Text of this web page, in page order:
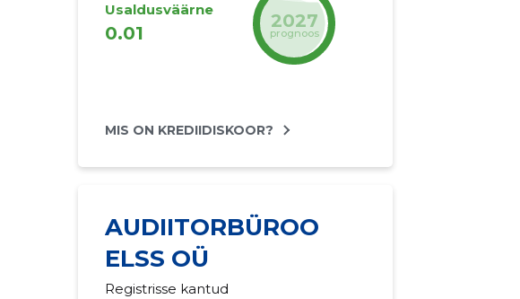
Usaldusväärne
0.01
2027
prognoos
MIS ON KREDIIDISKOOR?
AUDIITORBÜROO
ELSS OÜ
Registrisse kantud